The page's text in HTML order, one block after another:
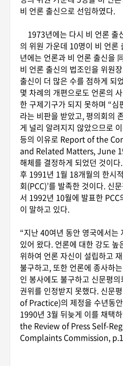
비 언론 출신으로 선임하였다.
1973년에는 다시 비 언론 출
의 위원 가운데 10명이 비 언론
년에는 언론과 비 언론 출신을
비 언론 출신의 법조인을 위원
출신이 더 많은 수를 점하게 되
몇 차례의 개편으로도 언론의
한 구제기구가 되지 못하며 “심
라는 비판을 받았고, 평의회의
게 널리 알려지지 않았으므로
등의 이유로 Report of the
and Related Matters, June
해체를 결정하게 되었던 것이
후 1991년 1월 18개월의 한시
회(PCC)’를 발족한 것이다. 신
서 1992년 10월에 발표한 PCC
이 말하고 있다.
“지난 40여년 동안 영국에서는
있어 왔다. 언론에 대한 강도 높
위하여 언론 자신이 설립하고
불구하고, 또한 언론에 종사하
인 봉사에도 불구하고 신문평
권위를 인정받지 못했다. 신문
of Practice)의 제정을 수년동
1990년 3월 뒤늦게 이를 채택
the Review of Press Self-
Complaints Commission,